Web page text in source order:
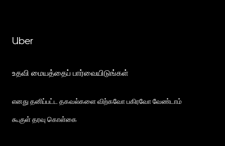
Uber
உதவி மையத்தைப் பார்வையிடுங்கள்
எனது தனிப்பட்ட தகவல்களை விற்கவோ பகிரவோ வேண்டாம்
கூகுள் தரவு கொள்கை